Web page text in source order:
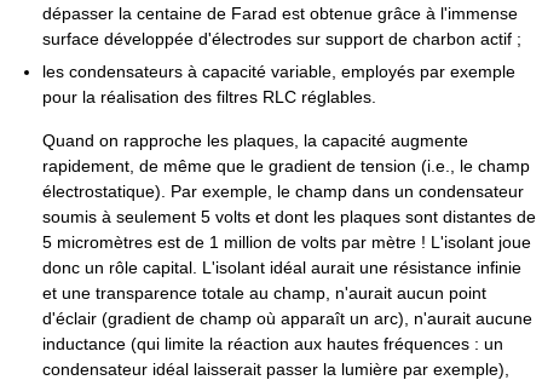
dépasser la centaine de Farad est obtenue grâce à l'immense
surface développée d'électrodes sur support de charbon actif ;
les condensateurs à capacité variable, employés par exemple
pour la réalisation des filtres RLC réglables.
Quand on rapproche les plaques, la capacité augmente
rapidement, de même que le gradient de tension (i.e., le champ
électrostatique). Par exemple, le champ dans un condensateur
soumis à seulement 5 volts et dont les plaques sont distantes de
5 micromètres est de 1 million de volts par mètre ! L'isolant joue
donc un rôle capital. L'isolant idéal aurait une résistance infinie
et une transparence totale au champ, n'aurait aucun point
d'éclair (gradient de champ où apparaît un arc), n'aurait aucune
inductance (qui limite la réaction aux hautes fréquences : un
condensateur idéal laisserait passer la lumière par exemple),